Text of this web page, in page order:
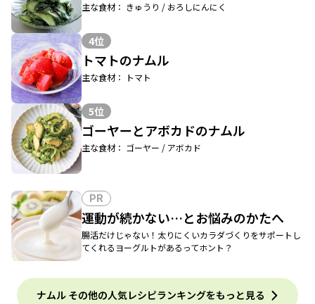
主な食材： きゅうり / おろしにんにく
4位
トマトのナムル
主な食材： トマト
5位
ゴーヤーとアボカドのナムル
主な食材： ゴーヤー / アボカド
PR
運動が続かない…とお悩みのかたへ
腸活だけじゃない！太りにくいカラダづくりをサポートし
てくれるヨーグルトがあるってホント？
ナムル その他の人気レシピランキングをもっと見る